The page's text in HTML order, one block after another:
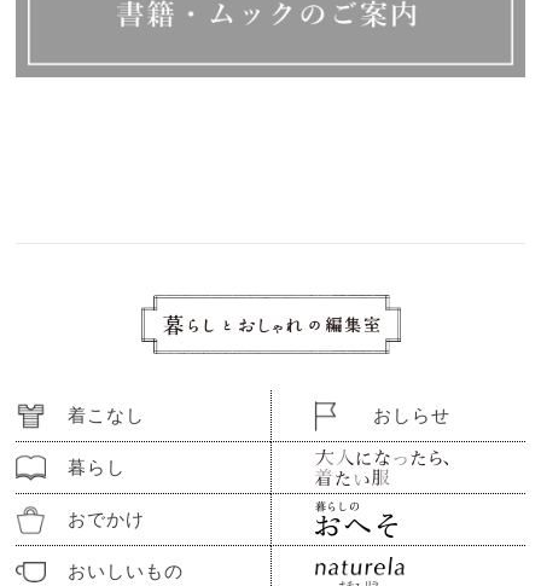
着こなし
暮らし
おでかけ
おいしいもの
おしらせ